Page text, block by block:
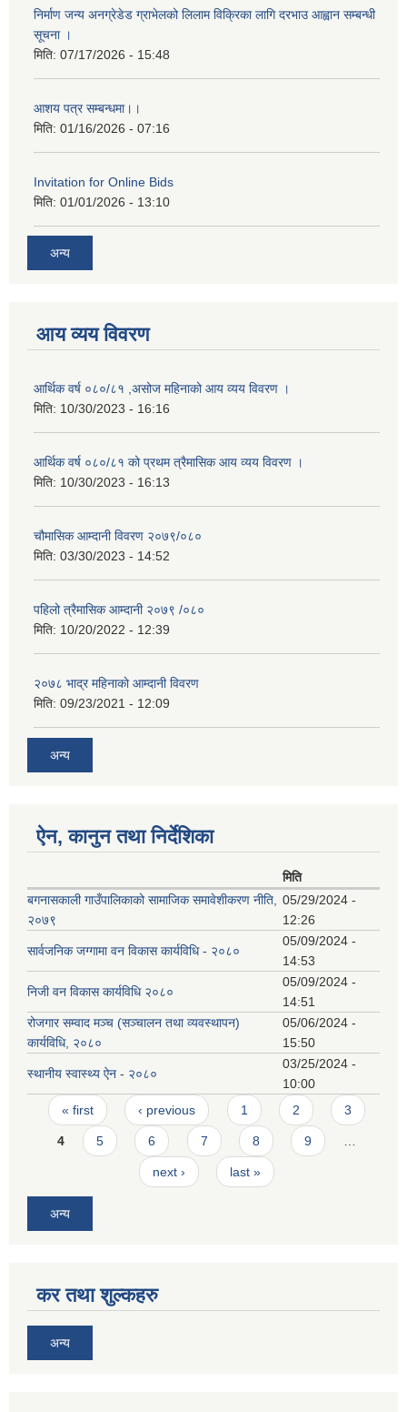
निर्माण जन्य अनग्रेडेड ग्राभेलको लिलाम विक्रिका लागि दरभाउ आह्वान सम्बन्धी
सूचना ।
मिति: 07/17/2026 - 15:48
आशय पत्र सम्बन्धमा।।
मिति: 01/16/2026 - 07:16
Invitation for Online Bids
मिति: 01/01/2026 - 13:10
अन्य
आय व्यय विवरण
आर्थिक वर्ष ०८०/८१ ,असोज महिनाको आय व्यय विवरण ।
मिति: 10/30/2023 - 16:16
आर्थिक वर्ष ०८०/८१ को प्रथम त्रैमासिक आय व्यय विवरण ।
मिति: 10/30/2023 - 16:13
चौमासिक आम्दानी विवरण २०७९/०८०
मिति: 03/30/2023 - 14:52
पहिलो त्रैमासिक आम्दानी २०७९ /०८०
मिति: 10/20/2022 - 12:39
२०७८ भाद्र महिनाकाे आम्दानी विवरण
मिति: 09/23/2021 - 12:09
अन्य
ऐन, कानुन तथा निर्देशिका
मिति
बगनासकाली गाउँपालिकाको सामाजिक समावेशीकरण नीति,
२०७९
05/29/2024 -
12:26
सार्वजनिक जग्गामा वन विकास कार्यविधि - २०८०
05/09/2024 -
14:53
निजी वन विकास कार्यविधि २०८०
05/09/2024 -
14:51
रोजगार सम्वाद मञ्च (सञ्चालन तथा व्यवस्थापन)
कार्यविधि, २०८०
05/06/2024 -
15:50
स्थानीय स्वास्थ्य ऐन - २०८०
03/25/2024 -
10:00
Pages
« first ‹ previous 1 2 3
4 5 6 7 8 9
next › last »
अन्य
कर तथा शुल्कहरु
अन्य